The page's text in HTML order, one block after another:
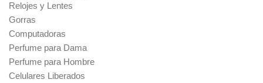
Relojes y Lentes
Gorras
Computadoras
Perfume para Dama
Perfume para Hombre
Celulares Liberados